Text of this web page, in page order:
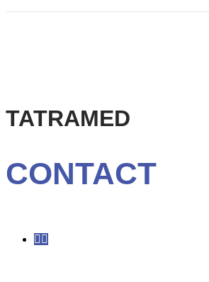
TATRAMED
CONTACT